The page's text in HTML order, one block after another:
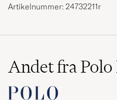
Artikelnummer: 24732211r
Andet fra